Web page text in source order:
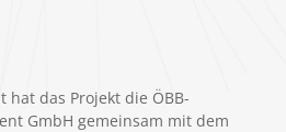
hat das Projekt die ÖBB-
GmbH gemeinsam mit dem